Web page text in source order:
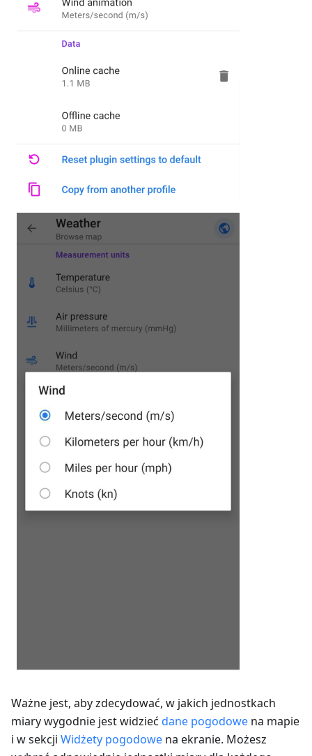
Ważne jest, aby zdecydować, w jakich jednostkach
miary wygodnie jest widzieć dane pogodowe na mapie
i w sekcji Widżety pogodowe na ekranie. Możesz